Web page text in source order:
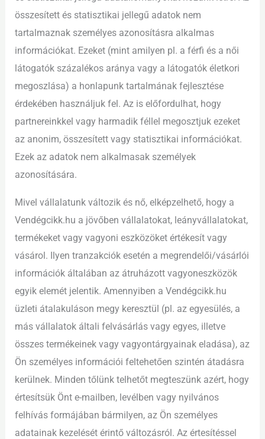
összesített és statisztikai jellegű adatok nem
tartalmaznak személyes azonosításra alkalmas
információkat. Ezeket (mint amilyen pl. a férfi és a női
látogatók százalékos aránya vagy a látogatók életkori
megoszlása) a honlapunk tartalmának fejlesztése
érdekében használjuk fel. Az is előfordulhat, hogy
partnereinkkel vagy harmadik féllel megosztjuk ezeket
az anonim, összesített vagy statisztikai információkat.
Ezek az adatok nem alkalmasak személyek
azonosítására.
Mivel vállalatunk változik és nő, elképzelhető, hogy a
Vendégcikk.hu a jövőben vállalatokat, leányvállalatokat,
termékeket vagy vagyoni eszközöket értékesít vagy
vásárol. Ilyen tranzakciók esetén a megrendelői/vásárlói
információk általában az átruházott vagyoneszközök
egyik elemét jelentik. Amennyiben a Vendégcikk.hu
üzleti átalakuláson megy keresztül (pl. az egyesülés, a
más vállalatok általi felvásárlás vagy egyes, illetve
összes termékeinek vagy vagyontárgyainak eladása), az
Ön személyes információi feltehetően szintén átadásra
kerülnek. Minden tőlünk telhetőt megteszünk azért, hogy
értesítsük Önt e-mailben, levélben vagy nyilvános
felhívás formájában bármilyen, az Ön személyes
adatainak kezelését érintő változásról. Az értesítéssel